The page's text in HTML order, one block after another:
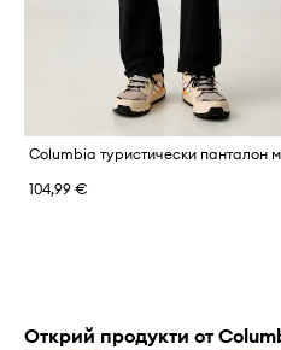
104,99 €
Открий продукти от